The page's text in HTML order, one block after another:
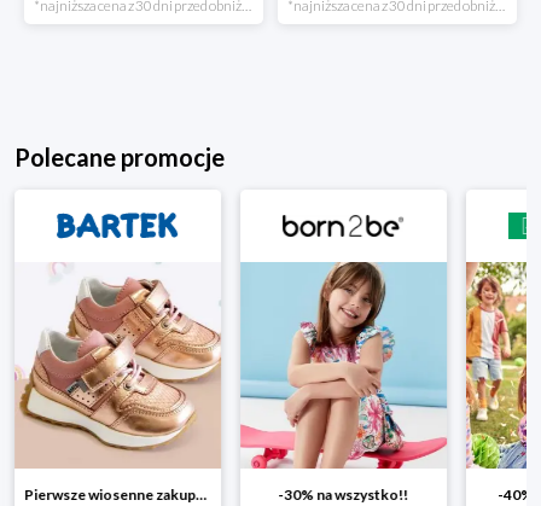
Polecane promocje
Pierwsze wiosenne zakupy -20% -30% na wszystko!! -40%